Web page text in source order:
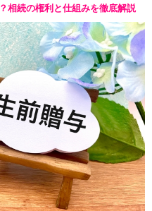
相続の権利と仕組みを徹底解説